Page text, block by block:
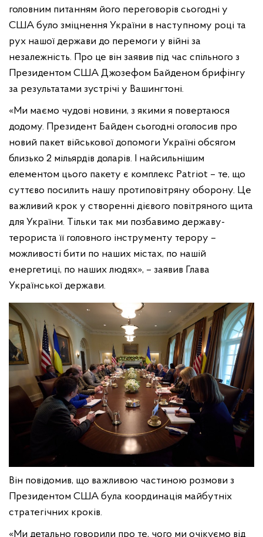
головним питанням його переговорів сьогодні у
США було зміцнення України в наступному році та
рух нашої держави до перемоги у війні за
незалежність. Про це він заявив під час спільного з
Президентом США Джозефом Байденом брифінгу
за результатами зустрічі у Вашингтоні.
«Ми маємо чудові новини, з якими я повертаюся
додому. Президент Байден сьогодні оголосив про
новий пакет військової допомоги Україні обсягом
близько 2 мільярдів доларів. І найсильнішим
елементом цього пакету є комплекс Patriot – те, що
суттєво посилить нашу протиповітряну оборону. Це
важливий крок у створенні дієвого повітряного щита
для України. Тільки так ми позбавимо державу-
терориста її головного інструменту терору –
можливості бити по наших містах, по нашій
енергетиці, по наших людях», – заявив Глава
Української держави.
Він повідомив, що важливою частиною розмови з
Президентом США була координація майбутніх
стратегічних кроків.
«Ми детально говорили про те, чого ми очікуємо від